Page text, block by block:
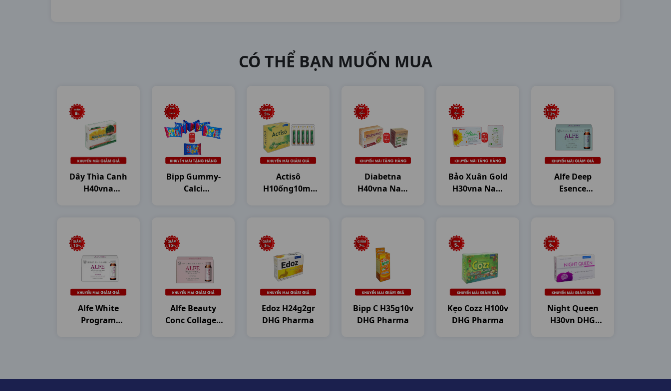
CÓ THỂ BẠN MUỐN MUA
Dây Thìa Canh
H40vna
Bipp Gummy-
Calci
Actisô
H10ống10ml
Diabetna
H40vna Nam
Bảo Xuân Gold
H30vna Nam
Alfe Deep
Esence
Alfe White
Program
Alfe Beauty
Conc Collagen
Edoz H24g2gr
DHG Pharma
Bipp C H35g10v
DHG Pharma
Kẹo Cozz H100v
DHG Pharma
Night Queen
H30vn DHG